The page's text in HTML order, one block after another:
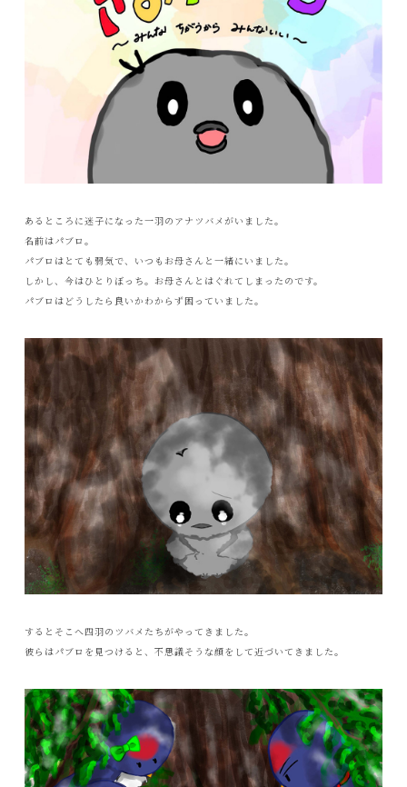
あるところに迷子になった一羽のアナツバメがいました。
名前はパブロ。
パブロはとても弱気で、いつもお母さんと一緒にいました。
しかし、今はひとりぼっち。お母さんとはぐれてしまったのです。
パブロはどうしたら良いかわからず困っていました。
するとそこへ四羽のツバメたちがやってきました。
彼らはパブロを見つけると、不思議そうな顔をして近づいてきました。